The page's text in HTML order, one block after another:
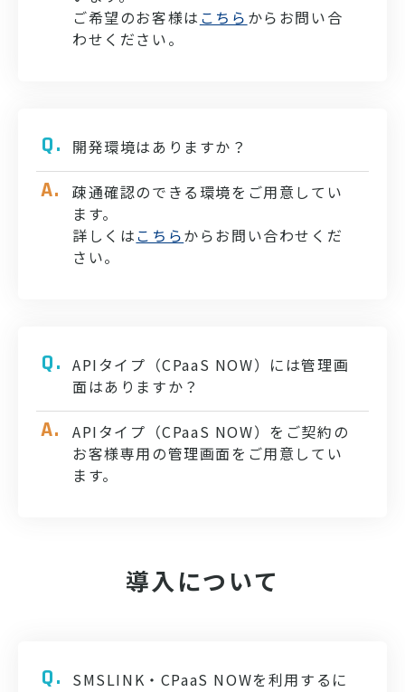
ご希望のお客様は こちら からお問い合
わせください。
開発環境はありますか？
疎通確認のできる環境をご用意してい
ます。
詳しくはこちらからお問い合わせくだ
さい。
APIタイプ（CPaaS NOW）には管理画
面はありますか？
APIタイプ（CPaaS NOW）をご契約の
お客様専用の管理画面をご用意してい
ます。
導入について
SMSLINK・CPaaS NOWを利用するに